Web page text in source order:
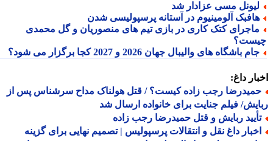
مسی عزادار شد
آلومینیوم در آستانه پرسپولیسی شدن
کتک کاری در بازی تیم های منصوریان و گل محمدی
باشگاه های والیبال جهان 2026 و 2027 کجا برگزار می شود؟
داغ:
رجب زاده کیست؟ / قتل هولناک مداح سرشناس پس از
فیلم جنایت برای خانواده ارسال شد
ربایش و قتل حمیدرضا رجب زاده
داغ نقل و انتقالات پرسپولیس | تصمیم نهایی برای گزینه